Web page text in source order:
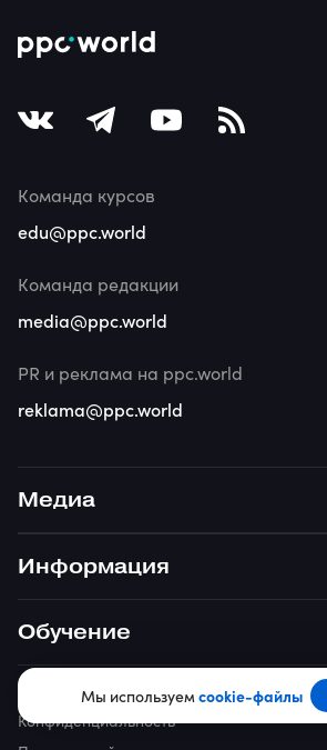
Мы используемcookie-файлы
Медиа
Информация
Обучение
Команда курсов
edu@ppc.world
Команда редакции
media@ppc.world
PR и реклама на ppc.world
reklama@ppc.world
Конфиденциальность